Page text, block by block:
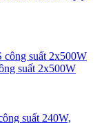
suất 2x500W